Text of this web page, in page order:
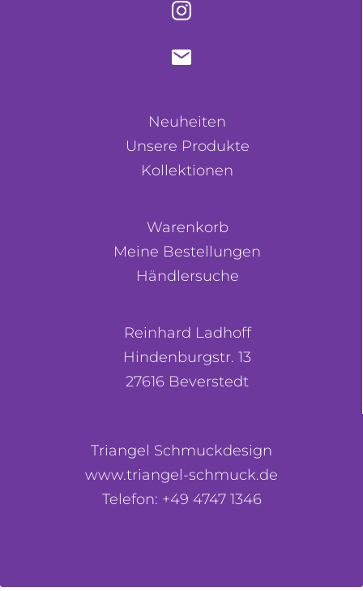
Neuheiten
Unsere Produkte
Kollektionen
Warenkorb
Meine Bestellungen
Händlersuche
Reinhard Ladhoff
Hindenburgstr. 13
27616 Beverstedt
Triangel Schmuckdesign
www.triangel-schmuck.de
Telefon: +49 4747 1346